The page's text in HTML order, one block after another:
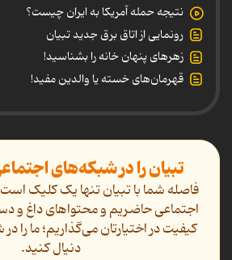
نتیجه حمله آمریکا به ایران چیست؟
رونمایی از اتاق برق جدید تبیان
زهرهای پنهان خانه را بشناسید!
قهرمان‌های خسته یا والدین مفید!
تبیان را در شبکه‌های
فاصله شما با تبیان تنها یک کلیک
اجتماعی حاضریم و محتواهای داغ و
کیفیت در اختیارتان می‌گذاریم؛ ما را
دنیال کنید.